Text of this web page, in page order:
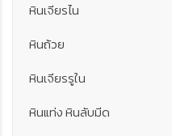
หินเจียรไน
หินถ้วย
หินเจียรรูใน
หินแท่ง หินลับมีด